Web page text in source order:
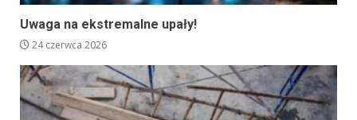
Uwaga na ekstremalne upały!
24 czerwca 2026